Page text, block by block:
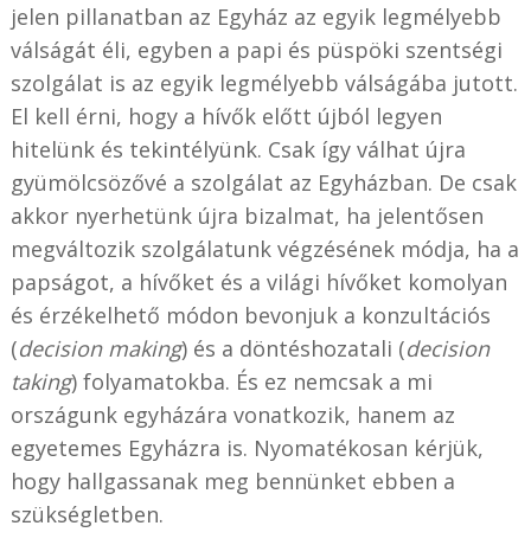
jelen pillanatban az Egyház az egyik legmélyebb
válságát éli, egyben a papi és püspöki szentségi
szolgálat is az egyik legmélyebb válságába jutott.
El kell érni, hogy a hívők előtt újból legyen
hitelünk és tekintélyünk. Csak így válhat újra
gyümölcsözővé a szolgálat az Egyházban. De csak
akkor nyerhetünk újra bizalmat, ha jelentősen
megváltozik szolgálatunk végzésének módja, ha a
papságot, a hívőket és a világi hívőket komolyan
és érzékelhető módon bevonjuk a konzultációs
(decision making) és a döntéshozatali (decision
taking) folyamatokba. És ez nemcsak a mi
országunk egyházára vonatkozik, hanem az
egyetemes Egyházra is. Nyomatékosan kérjük,
hogy hallgassanak meg bennünket ebben a
szükségletben.